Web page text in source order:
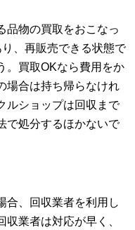
品物の買取をおこなっ
、再販売できる状態で
。買取OKなら費用をか
場合は持ち帰らなけれ
ルショップは回収まで
で処分するほかないで
合、回収業者を利用し
業者は対応が早く、